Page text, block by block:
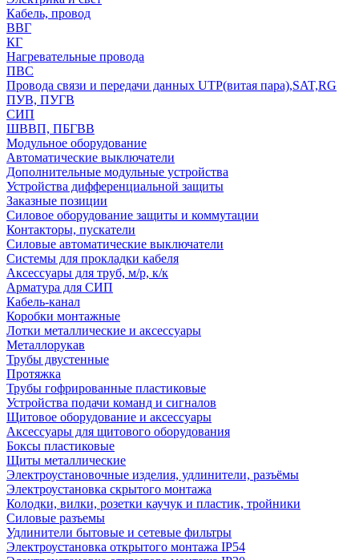
Кабель, провод
ВВГ
КГ
Нагревательные провода
ПВС
Провода связи и передачи данных UTP(витая пара),SAT,RG
ПУВ, ПУГВ
СИП
ШВВП, ПБГВВ
Модульное оборудование
Автоматические выключатели
Дополнительные модульные устройства
Устройства дифференциальной защиты
Заказные позиции
Силовое оборудование защиты и коммутации
Контакторы, пускатели
Силовые автоматические выключатели
Системы для прокладки кабеля
Аксессуары для труб, м/р, к/к
Арматура для СИП
Кабель-канал
Коробки монтажные
Лотки металлические и аксессуары
Металлорукав
Трубы двустенные
Протяжка
Трубы гофрированные пластиковые
Устройства подачи команд и сигналов
Щитовое оборудование и аксессуары
Аксессуары для щитового оборудования
Боксы пластиковые
Щиты металлические
Электроустановочные изделия, удлинители, разъёмы
Электроустановка скрытого монтажа
Колодки, вилки, розетки каучук и пластик, тройники
Силовые разъемы
Удлинители бытовые и сетевые фильтры
Электроустановка открытого монтажа IP54